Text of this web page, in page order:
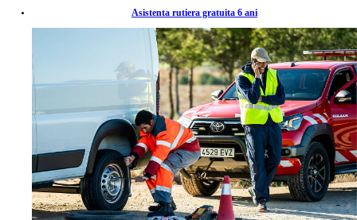
Asistenta rutiera gratuita 6 ani